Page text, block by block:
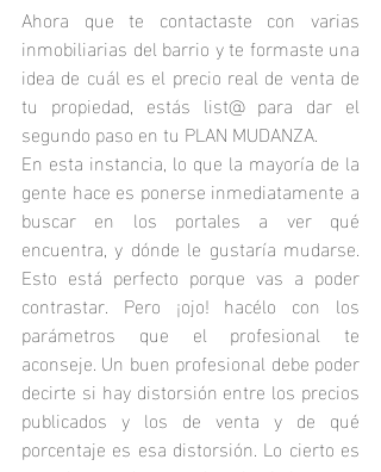
Ahora que te contactaste con varias
inmobiliarias del barrio y te formaste una
idea de cuál es el precio real de venta de
tu propiedad, estás list@ para dar el
segundo paso en tu PLAN MUDANZA.
En esta instancia, lo que la mayoría de la
gente hace es ponerse inmediatamente a
buscar en los portales a ver qué
encuentra, y dónde le gustaría mudarse.
Esto está perfecto porque vas a poder
contrastar. Pero ¡ojo! hacélo con los
parámetros que el profesional te
aconseje. Un buen profesional debe poder
decirte si hay distorsión entre los precios
publicados y los de venta y de qué
porcentaje es esa distorsión. Lo cierto es